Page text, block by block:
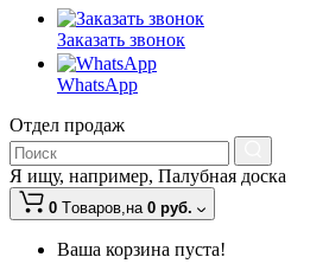
Заказать звонок
WhatsApp
Отдел продаж
Я ищу, например, Палубная доска
0 Tоваров,на 0 руб.
Ваша корзина пуста!